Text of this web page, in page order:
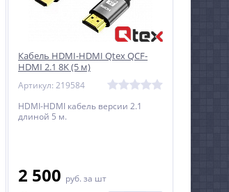
Кабель HDMI-HDMI Qtex QCF-
HDMI 2.1 8K (5 м)
Артикул: 219584
HDMI-HDMI кабель версии 2.1
длиной 5 м.
2 500 руб. за шт